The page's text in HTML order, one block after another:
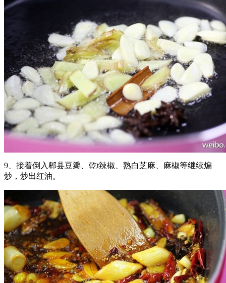
9、接着倒入郫县豆瓣、乾t辣椒、熟白芝麻、麻椒等继续煸
炒，炒出红油。